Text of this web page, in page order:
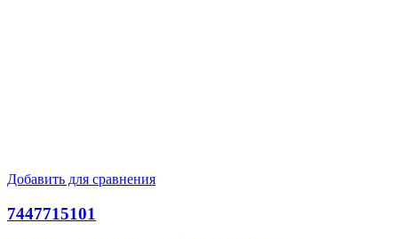
Добавить для сравнения
7447715101